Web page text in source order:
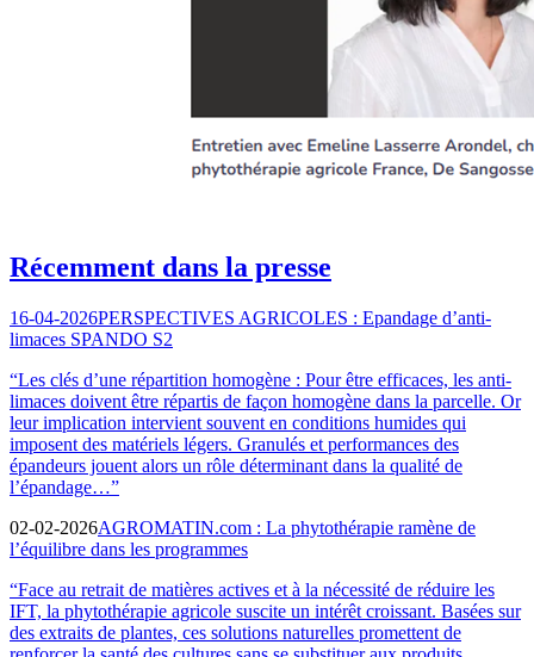
Récemment dans la presse
16-04-2026PERSPECTIVES AGRICOLES : Epandage d’anti-
limaces SPANDO S2
“Les clés d’une répartition homogène : Pour être efficaces, les anti-
limaces doivent être répartis de façon homogène dans la parcelle. Or
leur implication intervient souvent en conditions humides qui
imposent des matériels légers. Granulés et performances des
épandeurs jouent alors un rôle déterminant dans la qualité de
l’épandage…”
02-02-2026AGROMATIN.com : La phytothérapie ramène de
l’équilibre dans les programmes
“Face au retrait de matières actives et à la nécessité de réduire les
IFT, la phytothérapie agricole suscite un intérêt croissant. Basées sur
des extraits de plantes, ces solutions naturelles promettent de